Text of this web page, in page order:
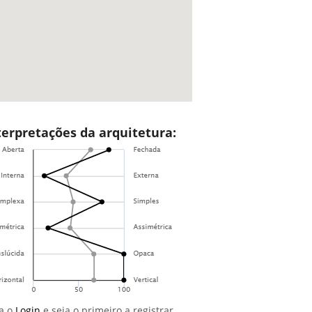
da arquitetura: